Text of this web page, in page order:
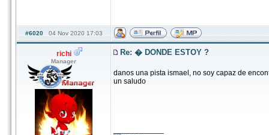
#6020 04 Nov 2020 17:03
richi
Manager
Re: � DONDE ESTOY ?
danos una pista ismael, no soy capaz de
un saludo